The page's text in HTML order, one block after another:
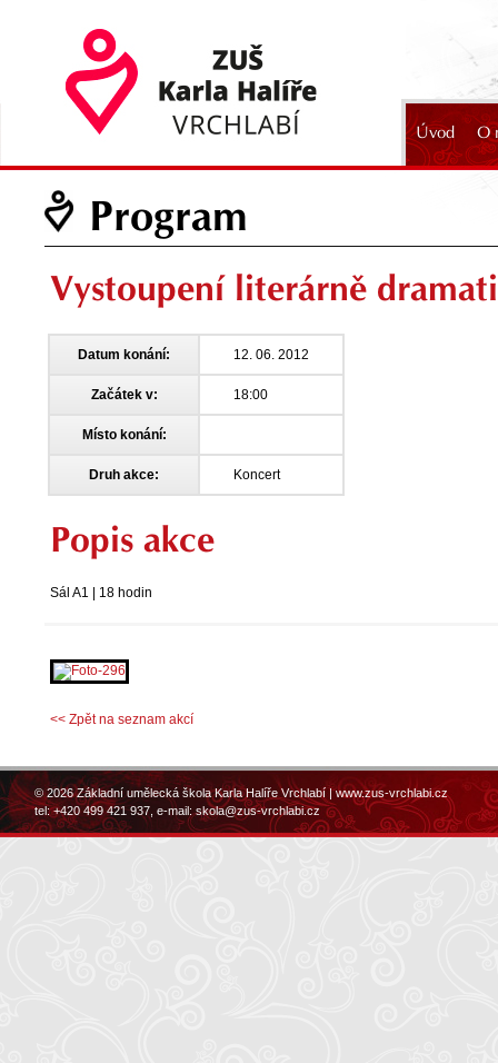
Úvod O
Program
Vystoupení literárně
Datum konání: 12. 06. 2012
Začátek v: 18:00
Místo konání:
Druh akce: Koncert
Popis akce
Sál A1 | 18 hodin
<< Zpět na seznam akcí
© 2026 Základní umělecká škola Karla Halíře Vrchlabí |www.zus-vrchlabi.cz
tel: +420 499 421 937, e-mail:skola@zus-vrchlabi.cz